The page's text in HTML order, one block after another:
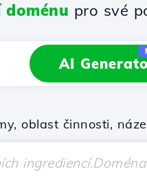
pro své
AI
oblast činnosti,